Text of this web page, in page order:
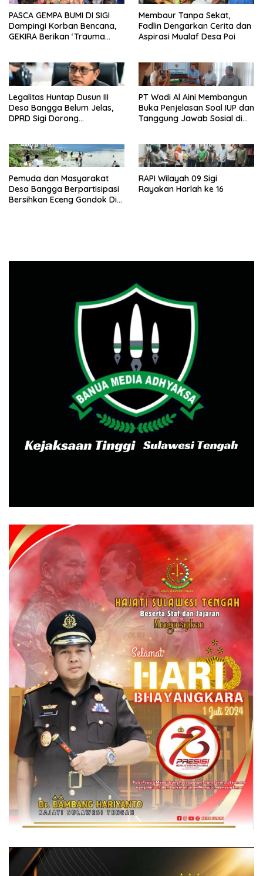
PASCA GEMPA BUMI DI SIGI
Dampingi Korban Bencana,
GEKIRA Berikan ‘Trauma
Membaur Tanpa Sekat,
Fadlin Dengarkan Cerita dan
Aspirasi Mualaf Desa Poi
Legalitas Huntap Dusun III
Desa Bangga Belum Jelas,
DPRD Sigi Dorong
PT Wadi Al Aini Membangun
Buka Penjelasan Soal IUP dan
Tanggung Jawab Sosial di
Pemuda dan Masyarakat
Desa Bangga Berpartisipasi
Bersihkan Eceng Gondok Di
RAPI Wilayah 09 Sigi
Rayakan Harlah ke 16